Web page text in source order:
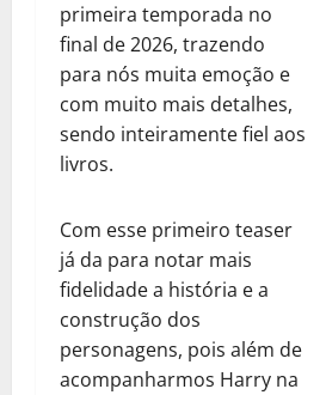
primeira temporada no
final de 2026, trazendo
para nós muita emoção e
com muito mais detalhes,
sendo inteiramente fiel aos
livros.
Com esse primeiro teaser
já da para notar mais
fidelidade a história e a
construção dos
personagens, pois além de
acompanharmos Harry na